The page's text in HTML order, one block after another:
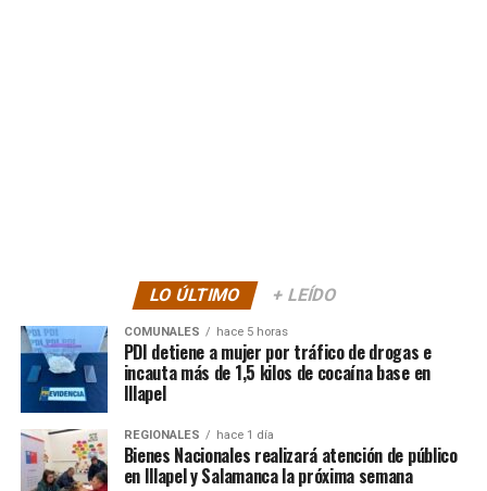
LO ÚLTIMO + LEÍDO
COMUNALES hace 5 horas
PDI detiene a mujer por tráfico de drogas e
incauta más de 1,5 kilos de cocaína base en
Illapel
REGIONALES hace 1 día
Bienes Nacionales realizará atención de público
en Illapel y Salamanca la próxima semana